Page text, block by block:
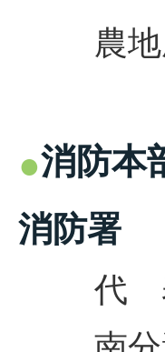
農地
消防本
消防署
代